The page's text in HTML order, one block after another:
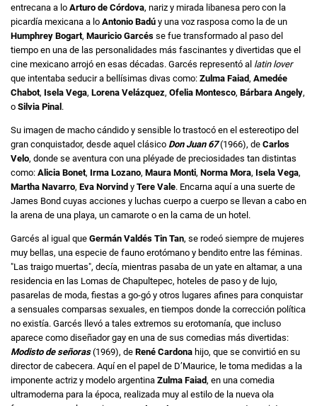
entrecana a lo Arturo de Córdova, nariz y mirada libanesa pero con la
picardía mexicana a lo Antonio Badú y una voz rasposa como la de un
Humphrey Bogart, Mauricio Garcés se fue transformado al paso del
tiempo en una de las personalidades más fascinantes y divertidas que el
cine mexicano arrojó en esas décadas. Garcés representó al latin lover
que intentaba seducir a bellísimas divas como: Zulma Faiad , Amedée
Chabot, Isela Vega, Lorena Velázquez, Ofelia Montesco, Bárbara Angely,
o Silvia Pinal .
Su imagen de macho cándido y sensible lo trastocó en el estereotipo del
gran conquistador, desde aquel clásico Don Juan 67(1966), de Carlos
Velo, donde se aventura con una pléyade de preciosidades tan distintas
como: Alicia Bonet, Irma Lozano, Maura Monti, Norma Mora, Isela Vega,
Martha Navarro, Eva Norvind y Tere Vale. Encarna aquí a una suerte de
James Bond cuyas acciones y luchas cuerpo a cuerpo se llevan a cabo en
la arena de una playa, un camarote o en la cama de un hotel.
Garcés al igual que Germán Valdés Tin Tan, se rodeó siempre de mujeres
muy bellas, una especie de fauno erotómano y bendito entre las féminas.
"Las traigo muertas", decía, mientras pasaba de un yate en altamar, a una
residencia en las Lomas de Chapultepec, hoteles de paso y de lujo,
pasarelas de moda, fiestas a go-gó y otros lugares afines para conquistar
a sensuales comparsas sexuales, en tiempos donde la corrección política
no existía. Garcés llevó a tales extremos su erotomanía, que incluso
aparece como diseñador gay en una de sus comedias más divertidas:
Modisto de señoras(1969), de René Cardona hijo, que se convirtió en su
director de cabecera. Aquí en el papel de D’Maurice, le toma medidas a la
imponente actriz y modelo argentina Zulma Faiad , en una comedia
ultramoderna para la época, realizada muy al estilo de la nueva ola